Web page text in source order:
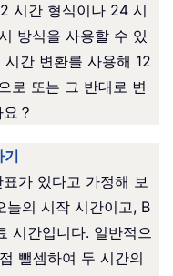
시간 형식이나 24 시
방식을 사용할 수 있
간 변환를 사용해 12
로 또는 그 반대로 변
？
가 있다고 가정해 보
늘의 시작 시간이고, B
시간입니다. 일반적으
뺄셈하여 두 시간의